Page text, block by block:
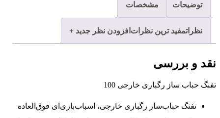
توضیحات مشخصات
نظراتمفید ترین نظرات افزودن نظر جدید +
نقد و بررسی
تفنگ حباب ساز رگباری خارجی 100
تفنگ حباب‌ساز رگباری خارجی، اسباب‌بازی‌ای فوق‌العاده